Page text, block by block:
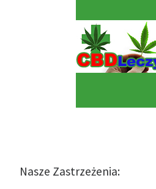
Nasze Zastrzeżenia: